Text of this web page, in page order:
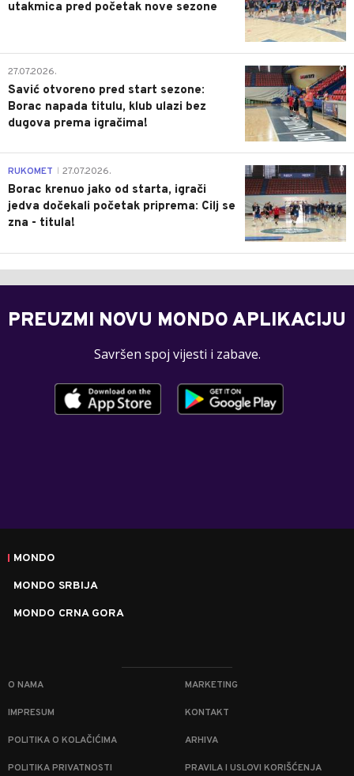
utakmica pred početak nove sezone
0
27.07.2026.
Savić otvoreno pred start sezone:
Borac napada titulu, klub ulazi bez
dugova prema igračima!
0
RUKOMET 27.07.2026.
Borac krenuo jako od starta, igrači
jedva dočekali početak priprema: Cilj se
zna - titula!
PREUZMI NOVU MONDO APLIKACIJU
Savršen spoj vijesti i zabave.
MONDO
MONDO SRBIJA
MONDO CRNA GORA
O NAMA MARKETING
IMPRESUM KONTAKT
POLITIKA O KOLAČIĆIMA ARHIVA
POLITIKA PRIVATNOSTI PRAVILA I USLOVI KORIŠĆENJA